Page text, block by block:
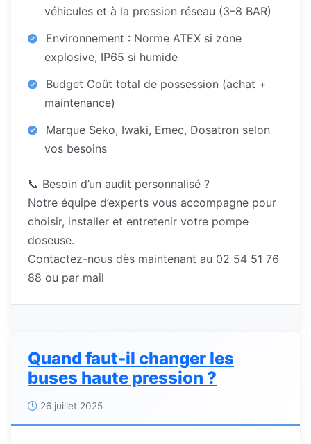
véhicules et à la pression réseau (3–8 BAR)
Environnement : Norme ATEX si zone
explosive, IP65 si humide
Budget Coût total de possession (achat +
maintenance)
Marque Seko, Iwaki, Emec, Dosatron selon
vos besoins
📞 Besoin d’un audit personnalisé ?
Notre équipe d’experts vous accompagne pour
choisir, installer et entretenir votre pompe
doseuse.
Contactez-nous dès maintenant au 02 54 51 76
88 ou par mail
Quand faut-il changer les
buses haute pression ?
26 juillet 2025